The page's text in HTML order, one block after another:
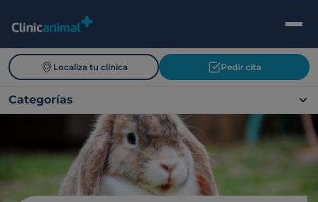
Localiza tu clínica Pedir cita
Categorías